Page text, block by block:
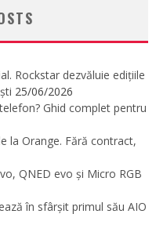
Rockstar dezvăluie edițiile
25/06/2026
Ghid complet pentru
la Orange. Fără contract,
QNED evo și Micro RGB
în sfârșit primul său AIO